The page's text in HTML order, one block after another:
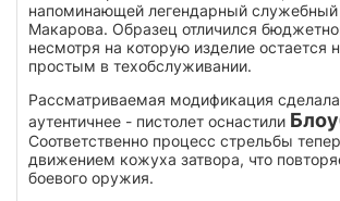
напоминающей легендарный служебный
Макарова. Образец отличился
несмотря на которую изделие
простым в техобслуживании.
Рассматриваемая модификация
аутентичнее - пистолет оснастили
Соответственно процесс стрельбы
движением кожуха затвора, что
боевого оружия.